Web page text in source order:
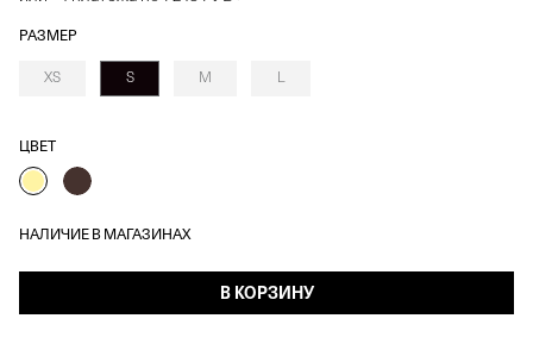
РАЗМЕР
XS S M L
ЦВЕТ
В КОРЗИНУ
НАЛИЧИЕ В МАГАЗИНАХ